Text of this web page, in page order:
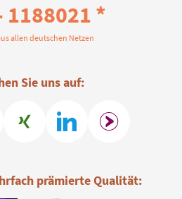
1188021 *
allen deutschen Netzen
Sie uns auf:
prämierte Qualität: